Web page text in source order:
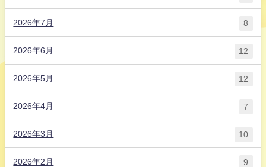
2026年7月 8
2026年6月 12
2026年5月 12
2026年4月 7
2026年3月 10
2026年2月 9